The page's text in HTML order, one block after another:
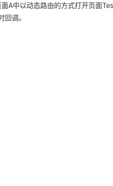
A中以动态路由的方式打开页面
调。